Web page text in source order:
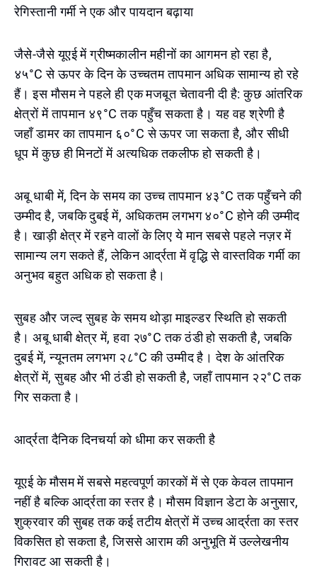
रेगिस्तानी गर्मी ने एक और पायदान बढ़ाया
जैसे-जैसे यूएई में ग्रीष्मकालीन महीनों का आगमन हो रहा है,
४५°C से ऊपर के दिन के उच्चतम तापमान अधिक सामान्य हो रहे
हैं। इस मौसम ने पहले ही एक मजबूत चेतावनी दी है: कुछ आंतरिक
क्षेत्रों में तापमान ४९°C तक पहुँच सकता है। यह वह श्रेणी है
जहाँ डामर का तापमान ६०°C से ऊपर जा सकता है, और सीधी
धूप में कुछ ही मिनटों में अत्यधिक तकलीफ हो सकती है।
अबू धाबी में, दिन के समय का उच्च तापमान ४३°C तक पहुँचने की
उम्मीद है, जबकि दुबई में, अधिकतम लगभग ४०°C होने की उम्मीद
है। खाड़ी क्षेत्र में रहने वालों के लिए ये मान सबसे पहले नज़र में
सामान्य लग सकते हैं, लेकिन आर्द्रता में वृद्धि से वास्तविक गर्मी का
अनुभव बहुत अधिक हो सकता है।
सुबह और जल्द सुबह के समय थोड़ा माइल्डर स्थिति हो सकती
है। अबू धाबी क्षेत्र में, हवा २७°C तक ठंडी हो सकती है, जबकि
दुबई में, न्यूनतम लगभग २८°C की उम्मीद है। देश के आंतरिक
क्षेत्रों में, सुबह और भी ठंडी हो सकती है, जहाँ तापमान २२°C तक
गिर सकता है।
आर्द्रता दैनिक दिनचर्या को धीमा कर सकती है
यूएई के मौसम में सबसे महत्वपूर्ण कारकों में से एक केवल तापमान
नहीं है बल्कि आर्द्रता का स्तर है। मौसम विज्ञान डेटा के अनुसार,
शुक्रवार की सुबह तक कई तटीय क्षेत्रों में उच्च आर्द्रता का स्तर
विकसित हो सकता है, जिससे आराम की अनुभूति में उल्लेखनीय
गिरावट आ सकती है।